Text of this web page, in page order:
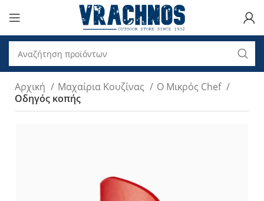
Αρχική Μαχαίρια Κουζίνας
O Μικρός Chef
Οδηγός κοπής